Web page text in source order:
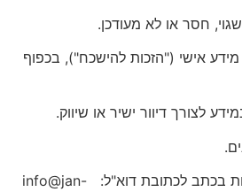
חסר או לא מעודכן.
אישי ("הזכות להישכח"), בכפוף
לצורך דיוור ישיר או שיווק.
למימוש זכויותיך ניתן לפנות בכתב לכתובת דוא"ל: info@jan-